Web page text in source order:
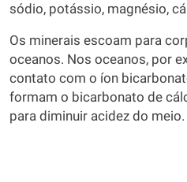
sódio, potássio, magnésio,
Os minerais escoam para
oceanos. Nos oceanos, por
contato com o íon
formam o bicarbonato de
para diminuir acidez do meio.